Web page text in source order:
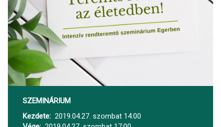
SZEMINÁRIUM
Kezdete
2019.04.27. szombat 14:00